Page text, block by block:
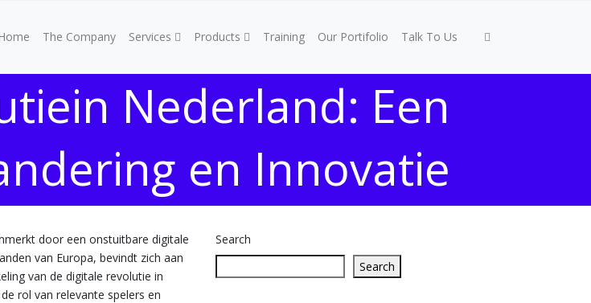
Home The Company Services Products Training Our Portifolio Talk To Us
Nederland: Een
en Innovatie
door een onstuitbare digitale
van Europa, bevindt zich aan
van de digitale revolutie in
rol van relevante spelers en
Search
Search